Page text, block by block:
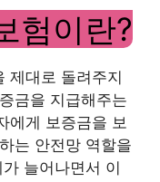
험이란?
제대로 돌려주지
금을 지급해주는
에게 보증금을 보
는 안전망 역할을
늘어나면서 이